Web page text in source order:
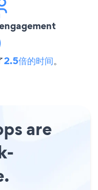
2.5倍的时间。
are